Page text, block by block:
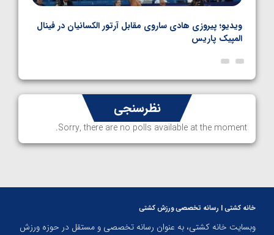
ویدیو؛ پیروزی هادی ساروی مقابل آرتور الکسانیان در فینال
المپیک پاریس
نظرسنجی
Sorry, there are no polls available at the moment.
خانه کشتی | رسانه تخصصی ورزش کشتی
وبسایت خانه کشتی، به عنوان رسانه تخصصی و مستقل در حوزه ورزش